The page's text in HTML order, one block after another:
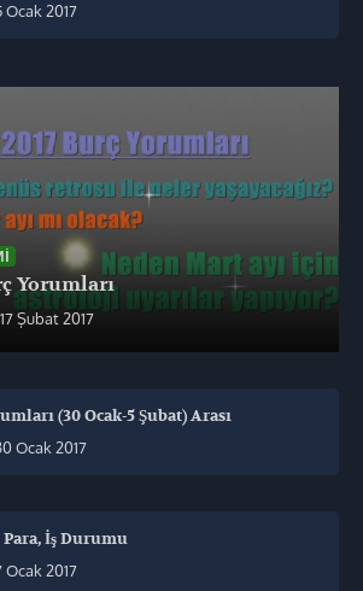
Ocak 2017
Yorumları
17 Şubat 2017
(30 Ocak-5 Şubat) Arası
Ocak 2017
Para, İş Durumu
Ocak 2017